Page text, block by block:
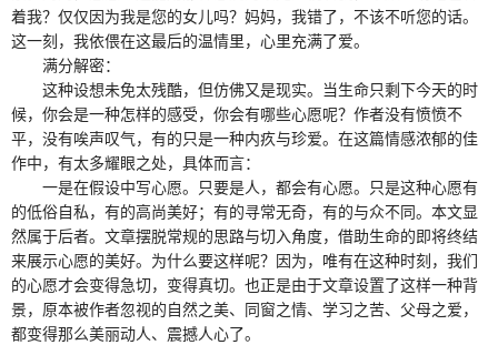
着我？仅仅因为我是您的女儿吗？妈妈，我错了，不该不听您的话。
这一刻，我依偎在这最后的温情里，心里充满了爱。
满分解密：
这种设想未免太残酷，但仿佛又是现实。当生命只剩下今天的时
候，你会是一种怎样的感受，你会有哪些心愿呢？作者没有愤愤不
平，没有唉声叹气，有的只是一种内疚与珍爱。在这篇情感浓郁的佳
作中，有太多耀眼之处，具体而言：
一是在假设中写心愿。只要是人，都会有心愿。只是这种心愿有
的低俗自私，有的高尚美好；有的寻常无奇，有的与众不同。本文显
然属于后者。文章摆脱常规的思路与切入角度，借助生命的即将终结
来展示心愿的美好。为什么要这样呢？因为，唯有在这种时刻，我们
的心愿才会变得急切，变得真切。也正是由于文章设置了这样一种背
景，原本被作者忽视的自然之美、同窗之情、学习之苦、父母之爱，
都变得那么美丽动人、震撼人心了。